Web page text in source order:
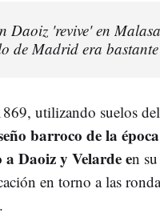
Daoiz 'revive' en
de Madrid era
utilizando suelos
barroco de la
Daoiz y Velarde en
en torno a las